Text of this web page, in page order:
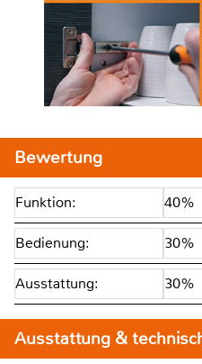
Bewertung
Funktion: 40%
Bedienung: 30%
Ausstattung: 30%
Ausstattung &